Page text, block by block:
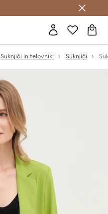
Suknjiči in telovniki Suknjiči